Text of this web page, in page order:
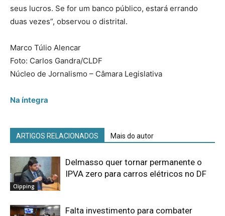
seus lucros. Se for um banco público, estará errando
duas vezes”, observou o distrital.
Marco Túlio Alencar
Foto: Carlos Gandra/CLDF
Núcleo de Jornalismo – Câmara Legislativa
Na íntegra
ARTIGOS RELACIONADOS Mais do autor
Clipping
Delmasso quer tornar permanente o
IPVA zero para carros elétricos no DF
Falta investimento para combater